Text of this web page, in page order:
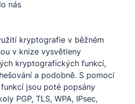
nás
kryptografie v běžném
v knize vysvětleny
kryptografických funkcí,
a podobně. S pomocí
jsou poté popsány
PGP, TLS, WPA, IPsec,